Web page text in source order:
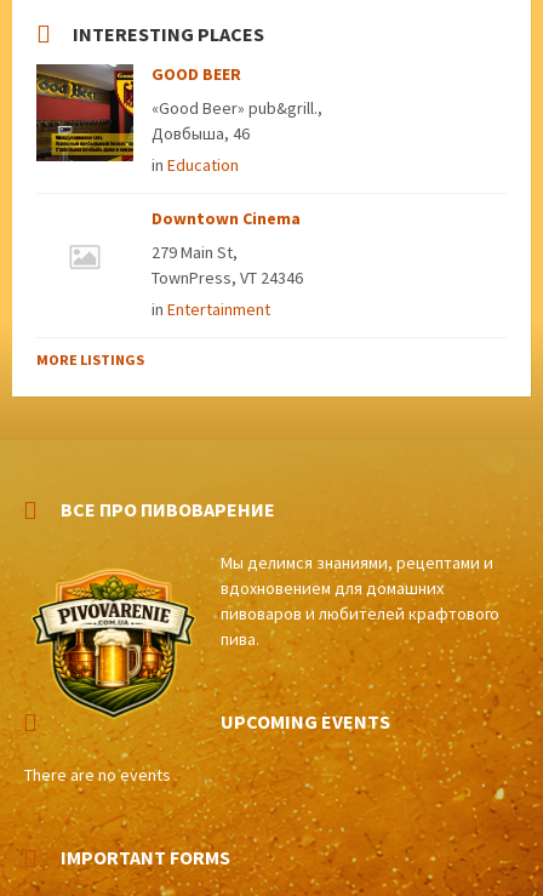
INTERESTING PLACES
GOOD BEER
«Good Beer» pub&grill.,
Довбыша, 46
in Education
Downtown Cinema
279 Main St,
TownPress, VT 24346
in Entertainment
MORE LISTINGS
ВСЕ ПРО ПИВОВАРЕНИЕ
Мы делимся знаниями, рецептами и
вдохновением для домашних
пивоваров и любителей крафтового
пива.
UPCOMING EVENTS
There are no events
IMPORTANT FORMS